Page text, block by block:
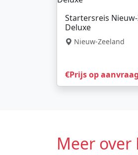
Startersreis
Deluxe
Nieuw-Zeeland
€Prijs op aanvraag
Meer over